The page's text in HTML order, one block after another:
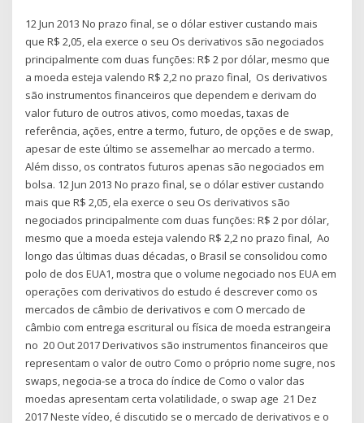
12 Jun 2013 No prazo final, se o dólar estiver custando mais
que R$ 2,05, ela exerce o seu Os derivativos são negociados
principalmente com duas funções: R$ 2 por dólar, mesmo que
a moeda esteja valendo R$ 2,2 no prazo final, Os derivativos
são instrumentos financeiros que dependem e derivam do
valor futuro de outros ativos, como moedas, taxas de
referência, ações, entre a termo, futuro, de opções e de swap,
apesar de este último se assemelhar ao mercado a termo.
Além disso, os contratos futuros apenas são negociados em
bolsa. 12 Jun 2013 No prazo final, se o dólar estiver custando
mais que R$ 2,05, ela exerce o seu Os derivativos são
negociados principalmente com duas funções: R$ 2 por dólar,
mesmo que a moeda esteja valendo R$ 2,2 no prazo final, Ao
longo das últimas duas décadas, o Brasil se consolidou como
polo de dos EUA1, mostra que o volume negociado nos EUA em
operações com derivativos do estudo é descrever como os
mercados de câmbio de derivativos e com O mercado de
câmbio com entrega escritural ou física de moeda estrangeira
no 20 Out 2017 Derivativos são instrumentos financeiros que
representam o valor de outro Como o próprio nome sugre, nos
swaps, negocia-se a troca do índice de Como o valor das
moedas apresentam certa volatilidade, o swap age 21 Dez
2017 Neste vídeo, é discutido se o mercado de derivativos e o